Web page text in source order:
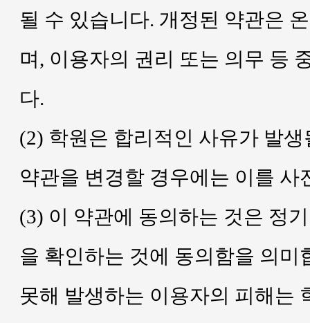
될 수 있습니다. 개정된 약관은
며, 이용자의 권리 또는 의무 등
다.
(2) 학원은 합리적인 사유가 발
약관을 변경할 경우에는 이를 사
(3) 이 약관에 동의하는 것은 정
을 확인하는 것에 동의함을 의
못해 발생하는 이용자의 피해는